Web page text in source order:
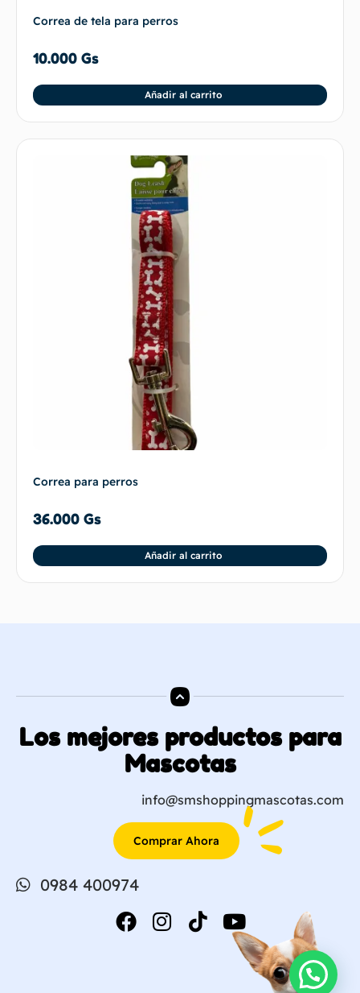
Correa de tela para perros
10.000 Gs
Añadir al carrito
Correa para perros
36.000 Gs
Añadir al carrito
Los mejores productos para
Mascotas
info@smshoppingmascotas.com
Comprar Ahora
0984 400974